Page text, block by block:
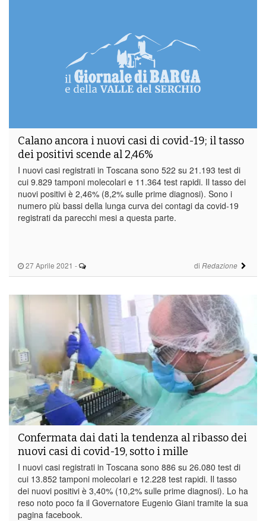
27 Aprile 2021 - di Redazione
Calano ancora i nuovi casi di covid-19; il tasso
dei positivi scende al 2,46%
I nuovi casi registrati in Toscana sono 522 su 21.193 test di
cui 9.829 tamponi molecolari e 11.364 test rapidi. Il tasso dei
nuovi positivi è 2,46% (8,2% sulle prime diagnosi). Sono i
numero più bassi della lunga curva dei contagi da covid-19
registrati da parecchi mesi a questa parte.
Confermata dai dati la tendenza al ribasso dei
nuovi casi di covid-19, sotto i mille
I nuovi casi registrati in Toscana sono 886 su 26.080 test di
cui 13.852 tamponi molecolari e 12.228 test rapidi. Il tasso
dei nuovi positivi è 3,40% (10,2% sulle prime diagnosi). Lo ha
reso noto poco fa il Governatore Eugenio Giani tramite la sua
pagina facebook.